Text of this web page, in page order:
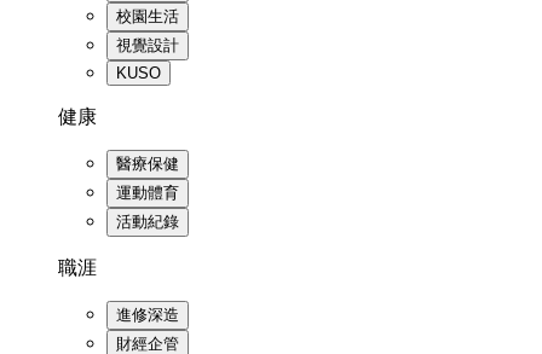
校園生活
視覺設計
KUSO
健康
醫療保健
運動體育
活動紀錄
職涯
進修深造
財經企管